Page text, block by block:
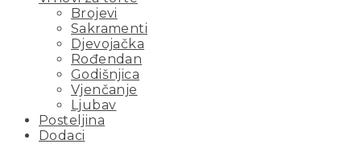
Brojevi
Sakramenti
Djevojačka
Rođendan
Godišnjica
Vjenčanje
Ljubav
Posteljina
Dodaci